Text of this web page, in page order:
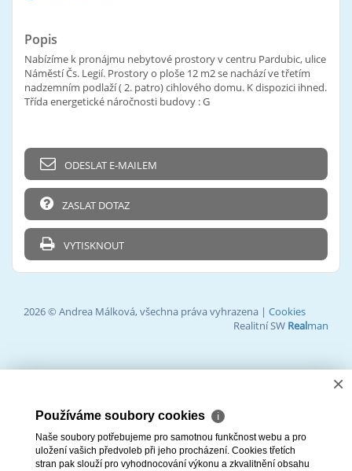
Popis
Nabízíme k pronájmu nebytové prostory v centru Pardubic, ulice
Náměstí Čs. Legií. Prostory o ploše 12 m2 se nachází ve třetím
nadzemním podlaží ( 2. patro) cihlového domu. K dispozici ihned.
Třída energetické náročnosti budovy : G
ODESLAT E-MAILEM
ZASLAT DOTAZ
VYTISKNOUT
2026 © Andrea Málková, všechna práva vyhrazena | Cookies
Realitní SW Realman
×
Používáme soubory cookies ℹ
Naše soubory potřebujeme pro samotnou funkčnost webu a pro
uložení vašich předvoleb při jeho procházení. Cookies třetích
stran pak slouží pro vyhodnocování výkonu a zkvalitnění obsahu